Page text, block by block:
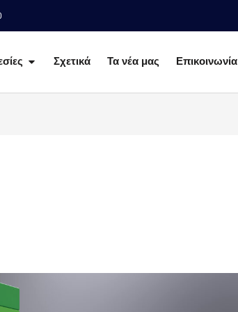
Open Υπηρεσίες
Σχετικά Τα νέα μας Επικοινωνία